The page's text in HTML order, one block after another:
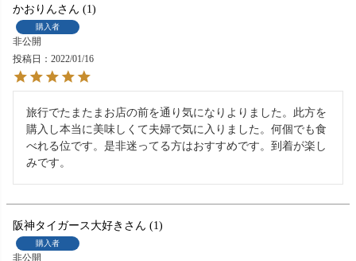
かおりん 1
購入者
非公開
投稿日
2022/01/16
旅行でたまたまお店の前を通り気になりよりました。此方を
購入し本当に美味しくて夫婦で気に入りました。何個でも食
べれる位です。是非迷ってる方はおすすめです。到着が楽し
みです。
阪神タイガース大好き 1
購入者
非公開